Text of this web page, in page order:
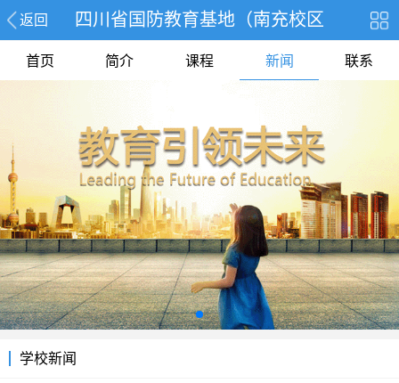
返回 四川省国防教育基地（南充校区
首页 简介 课程 新闻 联系
学校新闻